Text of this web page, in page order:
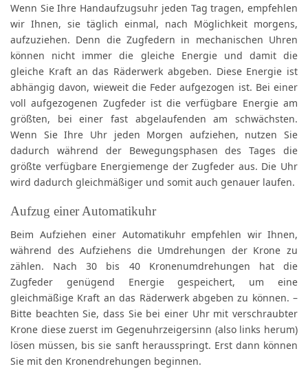
Wenn Sie Ihre Handaufzugsuhr jeden Tag tragen, empfehlen
wir Ihnen, sie täglich einmal, nach Möglichkeit morgens,
aufzuziehen. Denn die Zugfedern in mechanischen Uhren
können nicht immer die gleiche Energie und damit die
gleiche Kraft an das Räderwerk abgeben. Diese Energie ist
abhängig davon, wieweit die Feder aufgezogen ist. Bei einer
voll aufgezogenen Zugfeder ist die verfügbare Energie am
größten, bei einer fast abgelaufenden am schwächsten.
Wenn Sie Ihre Uhr jeden Morgen aufziehen, nutzen Sie
dadurch während der Bewegungsphasen des Tages die
größte verfügbare Energiemenge der Zugfeder aus. Die Uhr
wird dadurch gleichmäßiger und somit auch genauer laufen.
Aufzug einer Automatikuhr
Beim Aufziehen einer Automatikuhr empfehlen wir Ihnen,
während des Aufziehens die Umdrehungen der Krone zu
zählen. Nach 30 bis 40 Kronenumdrehungen hat die
Zugfeder genügend Energie gespeichert, um eine
gleichmäßige Kraft an das Räderwerk abgeben zu können. –
Bitte beachten Sie, dass Sie bei einer Uhr mit verschraubter
Krone diese zuerst im Gegenuhrzeigersinn (also links herum)
lösen müssen, bis sie sanft herausspringt. Erst dann können
Sie mit den Kronendrehungen beginnen.